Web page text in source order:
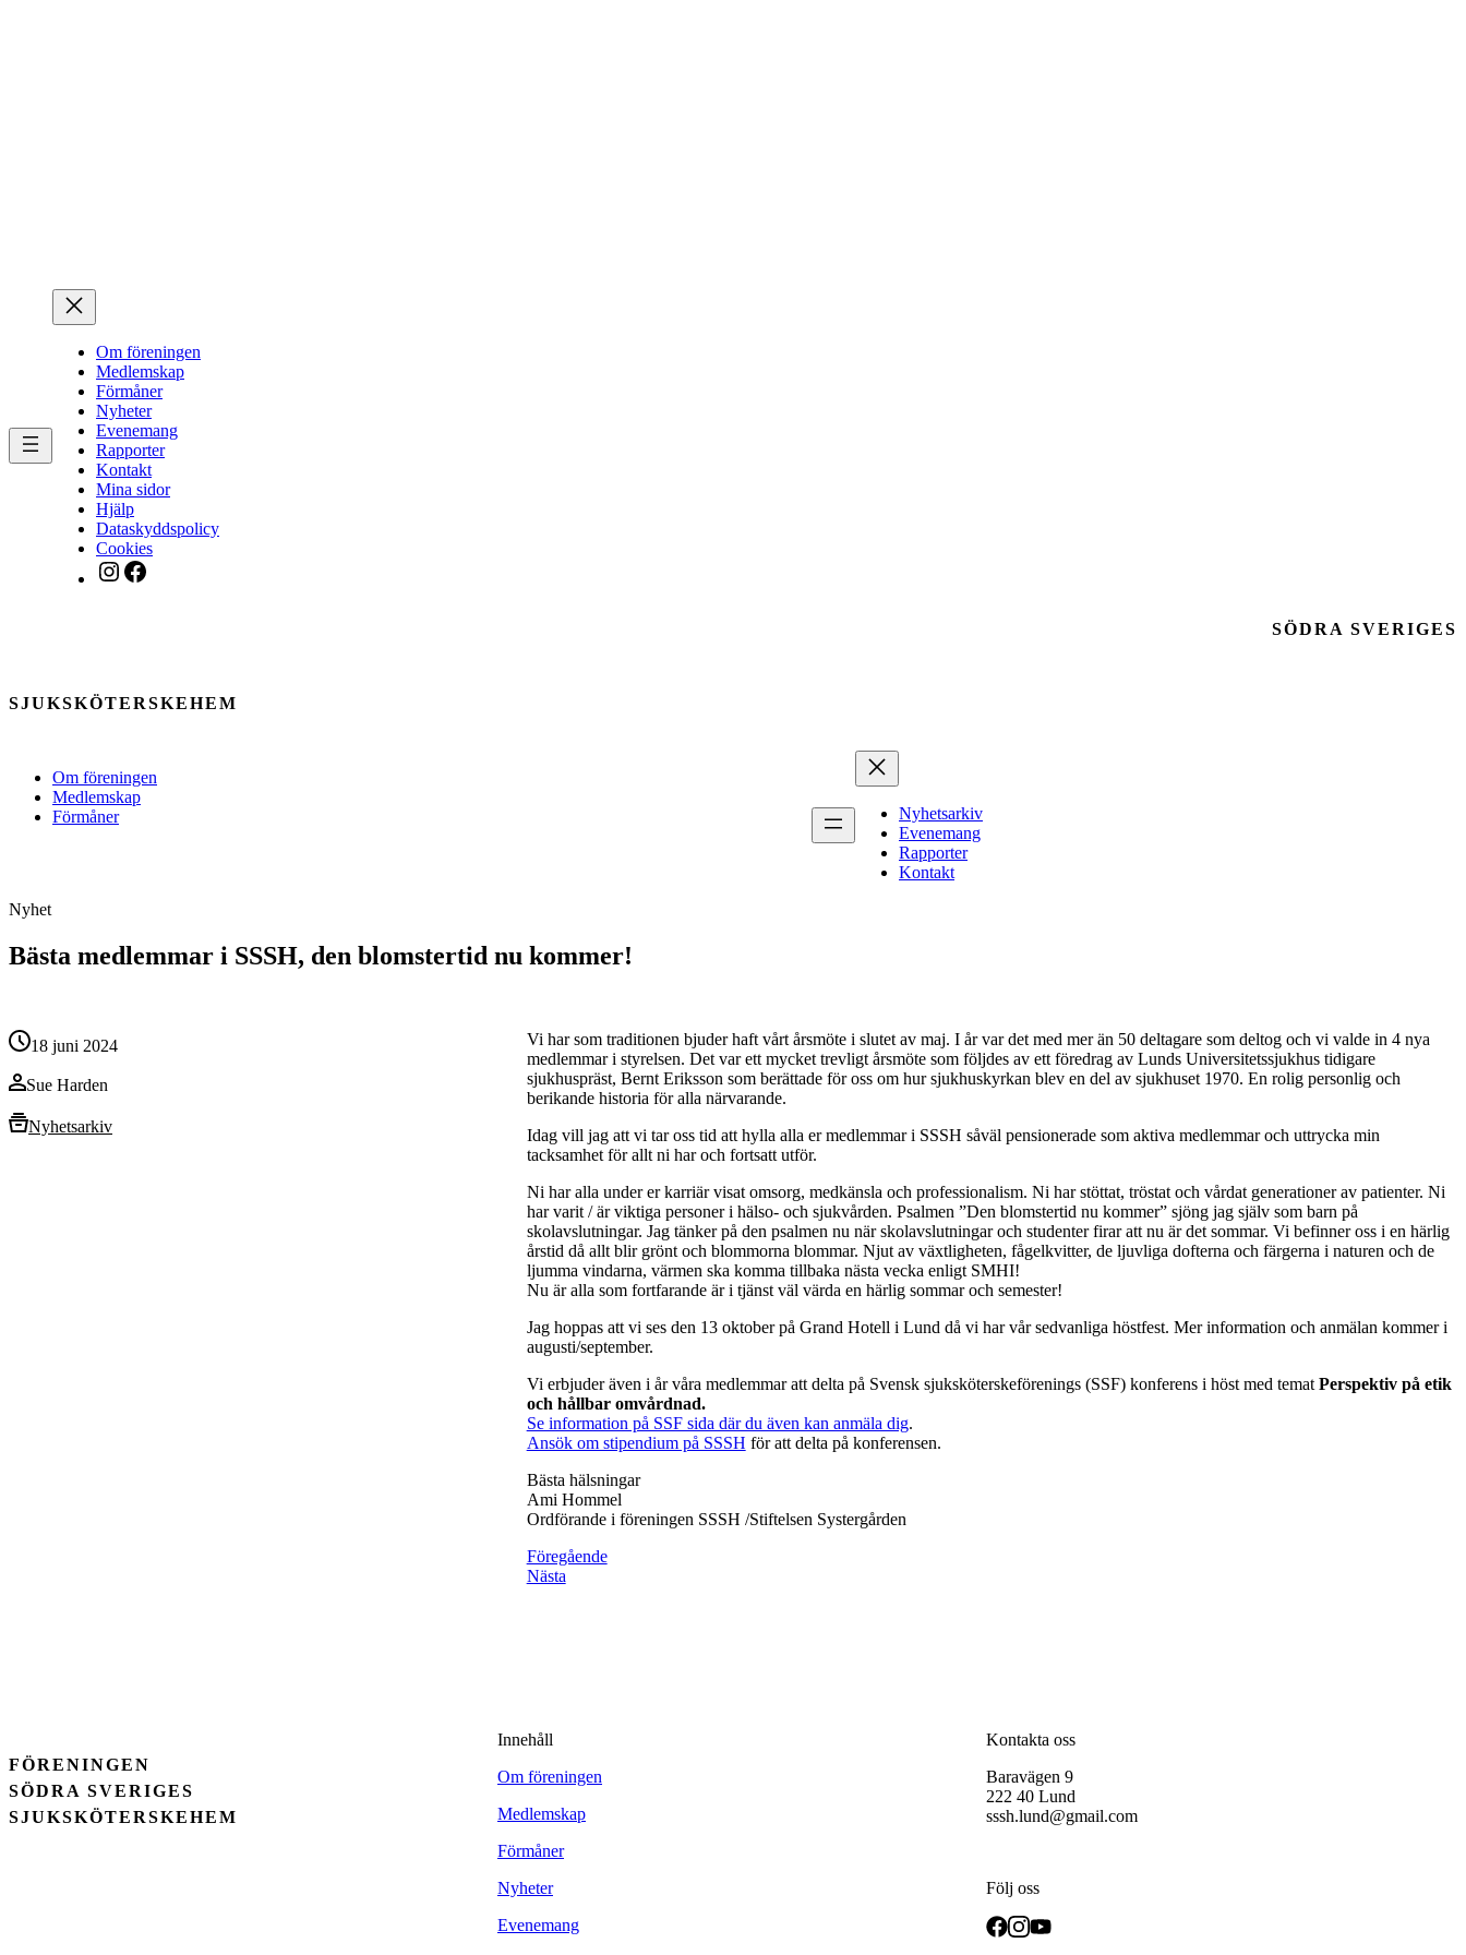
Om föreningen
Medlemskap
Förmåner
Nyheter
Evenemang
Rapporter
Kontakt
Mina sidor
Hjälp
Dataskyddspolicy
Cookies
Instagram
Facebook
SÖDRA SVERIGES
SJUKSKÖTERSKEHEM
Om föreningen
Medlemskap
Förmåner
Nyhetsarkiv
Evenemang
Rapporter
Kontakt
Nyhet
Bästa medlemmar i SSSH, den blomstertid nu kommer!
18 juni 2024
Sue Harden
Nyhetsarkiv
Vi har som traditionen bjuder haft vårt årsmöte i slutet av maj. I år var det med mer än 50 deltagare som deltog och vi valde in 4 nya
medlemmar i styrelsen. Det var ett mycket trevligt årsmöte som följdes av ett föredrag av Lunds Universitetssjukhus tidigare
sjukhuspräst, Bernt Eriksson som berättade för oss om hur sjukhuskyrkan blev en del av sjukhuset 1970. En rolig personlig och
berikande historia för alla närvarande.
Idag vill jag att vi tar oss tid att hylla alla er medlemmar i SSSH såväl pensionerade som aktiva medlemmar och uttrycka min
tacksamhet för allt ni har och fortsatt utför.
Ni har alla under er karriär visat omsorg, medkänsla och professionalism. Ni har stöttat, tröstat och vårdat generationer av patienter. Ni
har varit / är viktiga personer i hälso- och sjukvården. Psalmen ”Den blomstertid nu kommer” sjöng jag själv som barn på
skolavslutningar. Jag tänker på den psalmen nu när skolavslutningar och studenter firar att nu är det sommar. Vi befinner oss i en härlig
årstid då allt blir grönt och blommorna blommar. Njut av växtligheten, fågelkvitter, de ljuvliga dofterna och färgerna i naturen och de
ljumma vindarna, värmen ska komma tillbaka nästa vecka enligt SMHI!
Nu är alla som fortfarande är i tjänst väl värda en härlig sommar och semester!
Jag hoppas att vi ses den 13 oktober på Grand Hotell i Lund då vi har vår sedvanliga höstfest. Mer information och anmälan kommer i
augusti/september.
Vi erbjuder även i år våra medlemmar att delta på Svensk sjuksköterskeförenings (SSF) konferens i höst med temat Perspektiv på etik
och hållbar omvårdnad.
Se information på SSF sida där du även kan anmäla dig.
Ansök om stipendium på SSSH för att delta på konferensen.
Bästa hälsningar
Ami Hommel
Ordförande i föreningen SSSH /Stiftelsen Systergården
Föregående
Nästa
FÖRENINGEN
SÖDRA SVERIGES
SJUKSKÖTERSKEHEM
Innehåll
Om föreningen
Medlemskap
Förmåner
Nyheter
Evenemang
Kontakta oss
Baravägen 9
222 40 Lund
sssh.lund@gmail.com
Följ oss